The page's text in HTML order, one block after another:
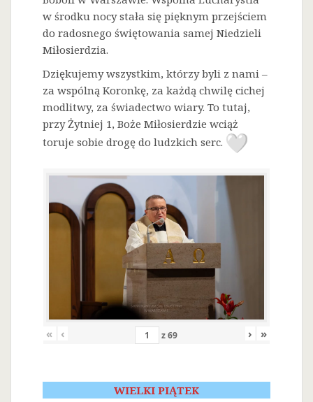
w środku nocy stała się pięknym przejściem
do radosnego świętowania samej Niedzieli
Miłosierdzia.
Dziękujemy wszystkim, którzy byli z nami –
za wspólną Koronkę, za każdą chwilę cichej
modlitwy, za świadectwo wiary. To tutaj,
przy Żytniej 1, Boże Miłosierdzie wciąż
toruje sobie drogę do ludzkich serc.
« ‹ z69 › »
WIELKI PIĄTEK